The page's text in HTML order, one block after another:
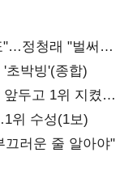
"…정청래 "벌써
초박빙'(종합)
두고 1위 지켰다
위 수성(1보)
러운 줄 알아야"